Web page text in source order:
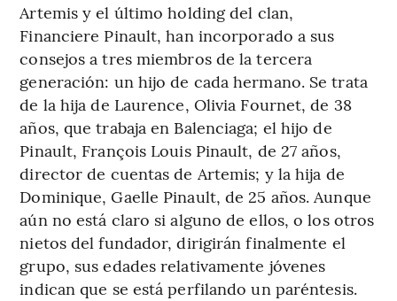
Artemis y el último holding del clan,
Financiere Pinault, han incorporado a sus
consejos a tres miembros de la tercera
generación: un hijo de cada hermano. Se trata
de la hija de Laurence, Olivia Fournet, de 38
años, que trabaja en Balenciaga; el hijo de
Pinault, François Louis Pinault, de 27 años,
director de cuentas de Artemis; y la hija de
Dominique, Gaelle Pinault, de 25 años. Aunque
aún no está claro si alguno de ellos, o los otros
nietos del fundador, dirigirán finalmente el
grupo, sus edades relativamente jóvenes
indican que se está perfilando un paréntesis.